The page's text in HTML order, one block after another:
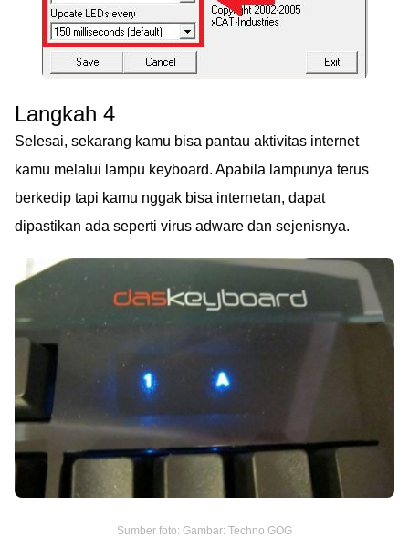
Langkah 4
Selesai, sekarang kamu bisa pantau aktivitas internet
kamu melalui lampu keyboard. Apabila lampunya terus
berkedip tapi kamu nggak bisa internetan, dapat
dipastikan ada seperti virus adware dan sejenisnya.
Sumber foto: Gambar: Techno GOG